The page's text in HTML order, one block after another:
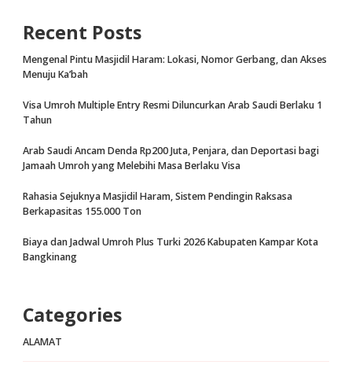
Recent Posts
Mengenal Pintu Masjidil Haram: Lokasi, Nomor Gerbang, dan Akses
Menuju Ka’bah
Visa Umroh Multiple Entry Resmi Diluncurkan Arab Saudi Berlaku 1
Tahun
Arab Saudi Ancam Denda Rp200 Juta, Penjara, dan Deportasi bagi
Jamaah Umroh yang Melebihi Masa Berlaku Visa
Rahasia Sejuknya Masjidil Haram, Sistem Pendingin Raksasa
Berkapasitas 155.000 Ton
Biaya dan Jadwal Umroh Plus Turki 2026 Kabupaten Kampar Kota
Bangkinang
Categories
ALAMAT